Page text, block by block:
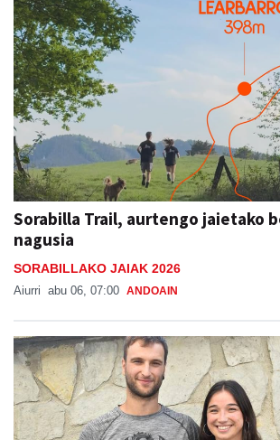
Sorabilla Trail, aurtengo jaietako
nagusia
SORABILLAKO JAIAK 2026
Aiurri abu 06, 07:00 ANDOAIN